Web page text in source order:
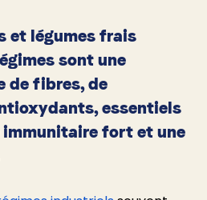
et légumes frais
sont une
de fibres, de
essentiels
immunitaire fort et une